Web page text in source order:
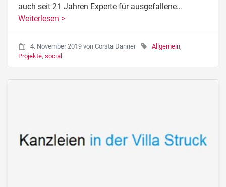
auch seit 21 Jahren Experte für ausgefallene…
Weiterlesen >
4. November 2019 von Corsta Danner Allgemein,
Projekte, social